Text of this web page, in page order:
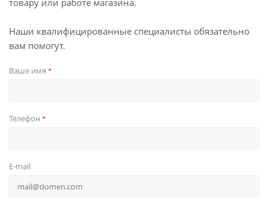
товару или работе магазина.
Наши квалифицированные специалисты обязательно
вам помогут.
Ваше имя *
Телефон *
E-mail